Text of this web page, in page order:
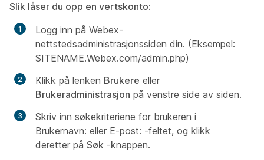
Slik låser du opp en vertskonto:
Logg inn på Webex-
nettstedsadministrasjonssiden din. (Eksempel:
SITENAME.Webex.com/admin.php)
Klikk på lenken Brukere eller
Brukeradministrasjon på venstre side av siden.
Skriv inn søkekriteriene for brukeren i
Brukernavn: eller E-post: -feltet, og klikk
deretter på Søk -knappen.